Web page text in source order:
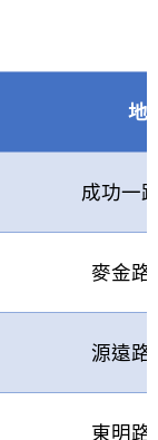
地
成功一
麥金路
源遠路
東明路